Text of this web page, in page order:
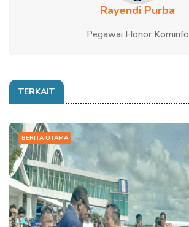
Rayendi Purba
Pegawai Honor Kominfo
TERKAIT
BERITA UTAMA